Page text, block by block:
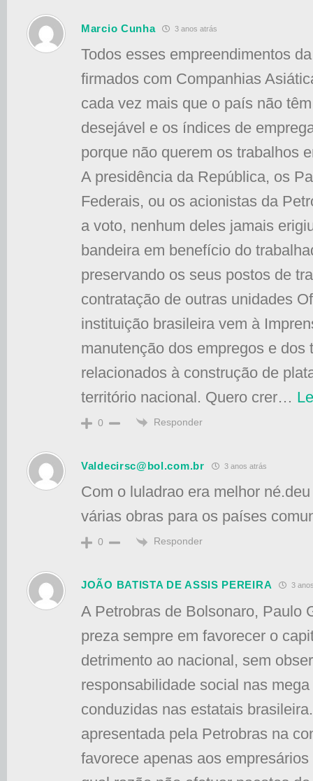
Marcio Cunha 3 anos atrás
Todos esses empreendimentos
firmados com Companhias
cada vez mais que o país não
desejável e os índices de
porque não querem os trabalhos
A presidência da República, os
Federais, ou os acionistas da
a voto, nenhum deles jamais
bandeira em benefício do
preservando os seus postos de
contratação de outras unidades
instituição brasileira vem à
manutenção dos empregos e dos
relacionados à construção de
território nacional. Quero crer…
0 Responder
Valdecirsc@bol.com.br 3 anos atrás
Com o luladrao era melhor
várias obras para os países
0 Responder
JOÃO BATISTA DE ASSIS PEREIRA 3
A Petrobras de Bolsonaro, Paulo
preza sempre em favorecer o
detrimento ao nacional, sem
responsabilidade social nas
conduzidas nas estatais
apresentada pela Petrobras na
favorece apenas aos